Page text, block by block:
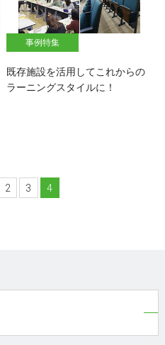
事例特集
既存施設を活用してこれからの
ラーニングスタイルに！
前へ
2 3 4